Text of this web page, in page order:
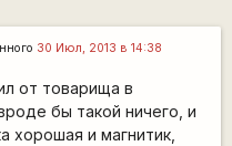
30 Июл, 2013 в 14:38
от товарища в
бы такой ничего, и
хорошая и магнитик,